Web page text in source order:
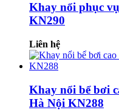
Khay nổi phục
KN290
Liên hệ
Khay nổi bể bơi
Hà Nội KN288